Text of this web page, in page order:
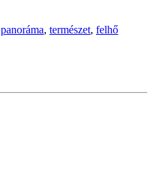
panoráma, természet, felhő